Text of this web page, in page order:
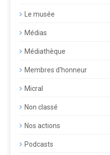
Le musée
Médias
Médiathèque
Membres d'honneur
Micral
Non classé
Nos actions
Podcasts